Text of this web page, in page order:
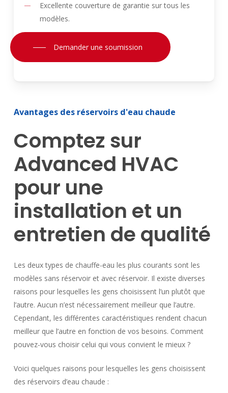
Excellente couverture de garantie sur tous les
modèles.
Demander une soumission
Avantages des réservoirs d'eau chaude
Comptez sur
Advanced HVAC
pour une
installation et un
entretien de qualité
Les deux types de chauffe-eau les plus courants sont les
modèles sans réservoir et avec réservoir. Il existe diverses
raisons pour lesquelles les gens choisissent l’un plutôt que
l’autre. Aucun n’est nécessairement meilleur que l’autre.
Cependant, les différentes caractéristiques rendent chacun
meilleur que l’autre en fonction de vos besoins. Comment
pouvez-vous choisir celui qui vous convient le mieux ?
Voici quelques raisons pour lesquelles les gens choisissent
des réservoirs d’eau chaude :